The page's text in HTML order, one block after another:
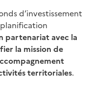
d’investissement
partenariat avec la
la mission de
territoriales.